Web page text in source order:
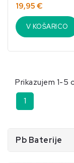
19,95 €
V KOŠARICO
Prikazujem 1-5
1
Pb Baterije